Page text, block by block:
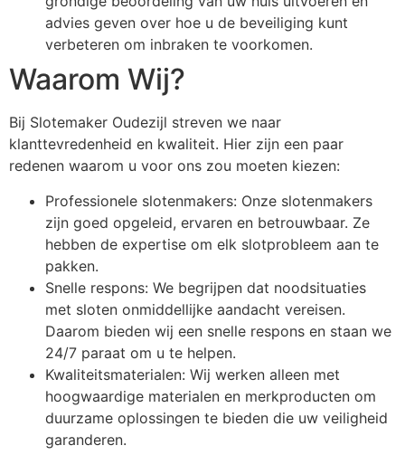
advies geven over hoe u de beveiliging kunt
verbeteren om inbraken te voorkomen.
Waarom Wij?
Bij Slotemaker Oudezijl streven we naar
klanttevredenheid en kwaliteit. Hier zijn een paar
redenen waarom u voor ons zou moeten kiezen:
Professionele slotenmakers: Onze slotenmakers
zijn goed opgeleid, ervaren en betrouwbaar. Ze
hebben de expertise om elk slotprobleem aan te
pakken.
Snelle respons: We begrijpen dat noodsituaties
met sloten onmiddellijke aandacht vereisen.
Daarom bieden wij een snelle respons en staan we
24/7 paraat om u te helpen.
Kwaliteitsmaterialen: Wij werken alleen met
hoogwaardige materialen en merkproducten om
duurzame oplossingen te bieden die uw veiligheid
garanderen.